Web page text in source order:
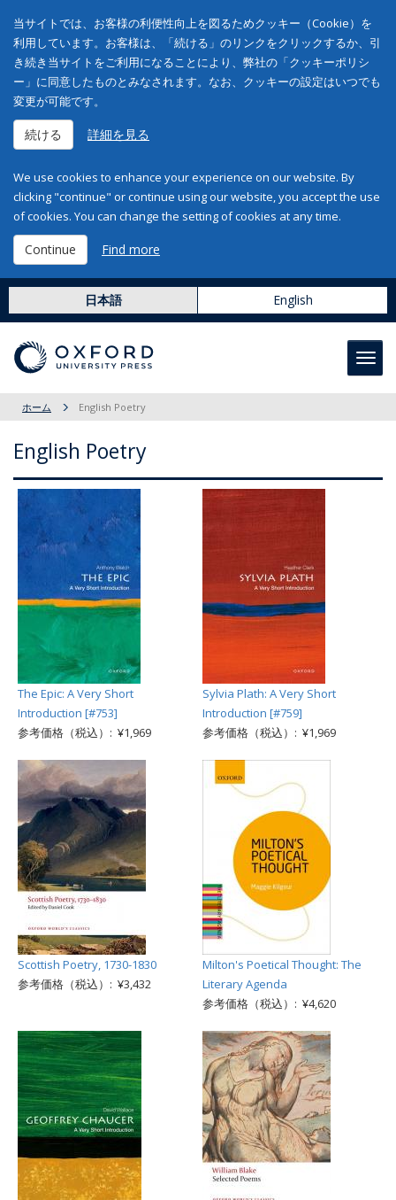
当サイトでは、お客様の利便性向上を図るためクッキー（Cookie）を
利用しています。お客様は、「続ける」のリンクをクリックするか、引
き続き当サイトをご利用になることにより、弊社の「クッキーポリシ
ー」に同意したものとみなされます。なお、クッキーの設定はいつでも
変更が可能です。
続ける 詳細を見る
We use cookies to enhance your experience on our website. By
clicking "continue" or continue using our website, you accept the use
of cookies. You can change the setting of cookies at any time.
Continue Find more
日本語 English
ホーム English Poetry
English Poetry
The Epic: A Very Short
Introduction [#753]
参考価格（税込）: ¥1,969
Sylvia Plath: A Very Short
Introduction [#759]
参考価格（税込）: ¥1,969
Scottish Poetry, 1730-1830
参考価格（税込）: ¥3,432
Milton's Poetical Thought: The
Literary Agenda
参考価格（税込）: ¥4,620